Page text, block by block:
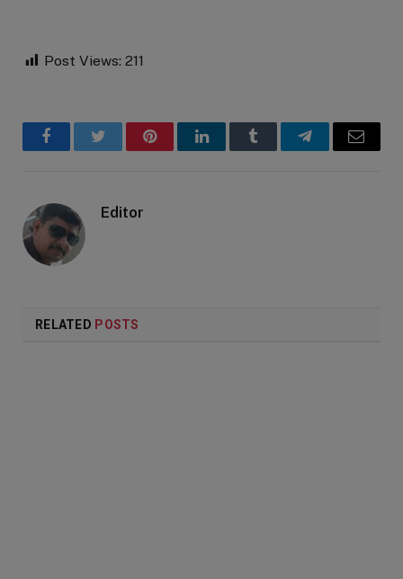
Post Views: 211
FacebookTwitter PinterestLinkedInTumblr TelegramEmail
Editor
RELATED POSTS